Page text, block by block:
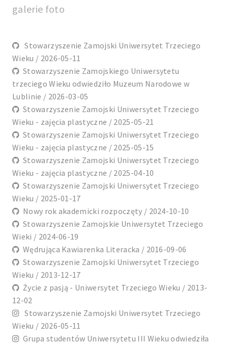
galerie foto
Stowarzyszenie Zamojski Uniwersytet Trzeciego
Wieku / 2026-05-11
Stowarzyszenie Zamojskiego Uniwersytetu
trzeciego Wieku odwiedziło Muzeum Narodowe w
Lublinie / 2026-03-05
Stowarzyszenie Zamojski Uniwersytet Trzeciego
Wieku - zajęcia plastyczne / 2025-05-21
Stowarzyszenie Zamojski Uniwersytet Trzeciego
Wieku - zajęcia plastyczne / 2025-05-15
Stowarzyszenie Zamojski Uniwersytet Trzeciego
Wieku - zajęcia plastyczne / 2025-04-10
Stowarzyszenie Zamojski Uniwersytet Trzeciego
Wieku / 2025-01-17
Nowy rok akademicki rozpoczęty / 2024-10-10
Stowarzyszenie Zamojskie Uniwersytet Trzeciego
Wieki / 2024-06-19
Wędrująca Kawiarenka Literacka / 2016-09-06
Stowarzyszenie Zamojski Uniwersytet Trzeciego
Wieku / 2013-12-17
Życie z pasją - Uniwersytet Trzeciego Wieku / 2013-
12-02
Stowarzyszenie Zamojski Uniwersytet Trzeciego
Wieku / 2026-05-11
Grupa studentów Uniwersytetu III Wieku odwiedziła